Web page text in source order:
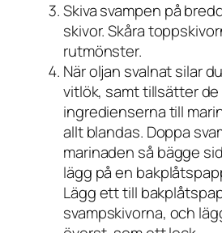
Skiva svampen på
skivor. Skåra
rutmönster.
När oljan svalnat silar
vitlök, samt tillsätter de
ingredienserna till
allt blandas. Doppa
marinaden så bägge
lägg på en
Lägg ett till
svampskivorna, och